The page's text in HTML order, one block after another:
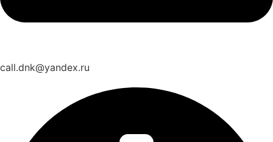
call.dnk@yandex.ru